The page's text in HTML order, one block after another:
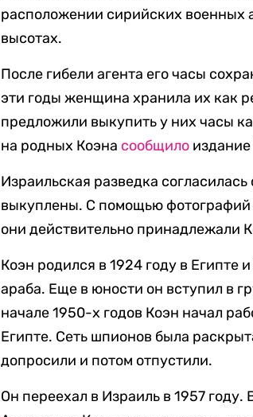
расположении сирийских военных
высотах.
После гибели агента его часы
эти годы женщина хранила их как
предложили выкупить у них часы
на родных Коэна сообщило
Израильская разведка
выкуплены. C помощью фотографий
они действительно принадлежали
Коэн родился в 1924 году в Египте
араба. Еще в юности он вступил в
начале 1950-х годов Коэн начал
Египте. Сеть шпионов была
допросили и потом отпустили.
Он переехал в Израиль в 1957 году.